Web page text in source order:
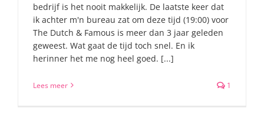
bedrijf is het nooit makkelijk. De laatste keer dat
ik achter m'n bureau zat om deze tijd (19:00) voor
The Dutch & Famous is meer dan 3 jaar geleden
geweest. Wat gaat de tijd toch snel. En ik
herinner het me nog heel goed. [...]
Lees meer 1